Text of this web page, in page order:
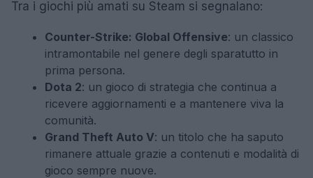
Tra i giochi più amati su Steam si segnalano:
Counter-Strike: Global Offensive: un classico
intramontabile nel genere degli sparatutto in
prima persona.
Dota 2: un gioco di strategia che continua a
ricevere aggiornamenti e a mantenere viva la
comunità.
Grand Theft Auto V: un titolo che ha saputo
rimanere attuale grazie a contenuti e modalità di
gioco sempre nuove.